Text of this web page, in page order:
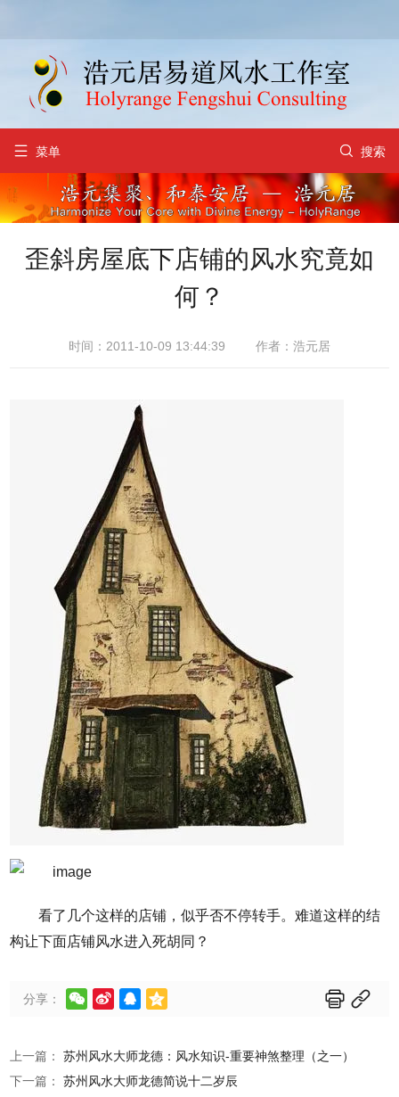
 菜单  搜索
歪斜房屋底下店铺的风水究竟如
何？
时间：2011-10-09 13:44:39 作者：浩元居
看了几个这样的店铺，似乎否不停转手。难道这样的结
构让下面店铺风水进入死胡同？
分享：      
上一篇：苏州风水大师龙德：风水知识-重要神煞整理（之一）
下一篇：苏州风水大师龙德简说十二岁辰